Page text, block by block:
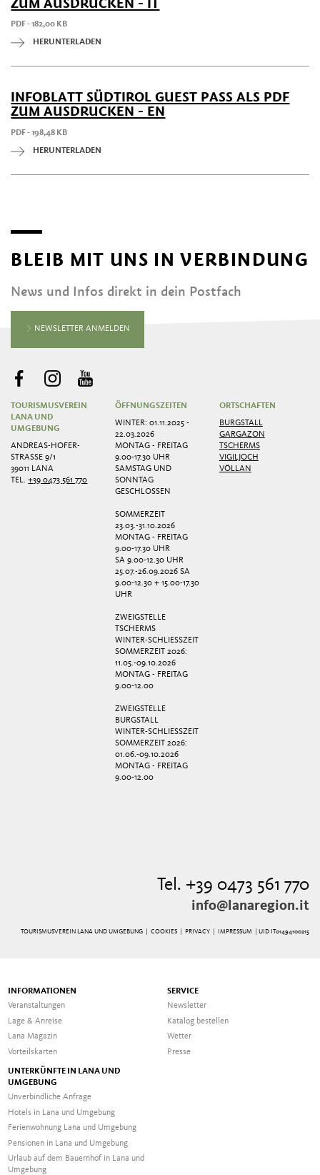
PDF - 182,00 KB
HERUNTERLADEN
INFOBLATT SÜDTIROL GUEST PASS ALS PDF
ZUM AUSDRUCKEN - EN
PDF - 198,48 KB
HERUNTERLADEN
BLEIB MIT UNS IN VERBINDUNG
News und Infos direkt in dein Postfach
NEWSLETTER ANMELDEN
TOURISMUSVEREIN
LANA UND
UMGEBUNG
ANDREAS-HOFER-
STRASSE 9/1
39011 LANA
TEL.+39 0473 561 770
ÖFFNUNGSZEITEN
WINTER: 01.11.2025 -
22.03.2026
MONTAG - FREITAG
9.00-17.30 UHR
SAMSTAG UND
SONNTAG
GESCHLOSSEN
SOMMERZEIT
23.03.-31.10.2026
MONTAG - FREITAG
9.00-17.30 UHR
SA 9.00-12.30 UHR
25.07.-26.09.2026 SA
9.00-12.30 + 15.00-17.30
UHR
ZWEIGSTELLE
TSCHERMS
WINTER-SCHLIESSZEIT
SOMMERZEIT 2026:
11.05.-09.10.2026
MONTAG - FREITAG
9.00-12.00
ZWEIGSTELLE
BURGSTALL
WINTER-SCHLIESSZEIT
SOMMERZEIT 2026:
01.06.-09.10.2026
MONTAG - FREITAG
9.00-12.00
ORTSCHAFTEN
BURGSTALL
GARGAZON
TSCHERMS
VIGILJOCH
VÖLLAN
Tel. +39 0473 561 770
info@lanaregion.it
TOURISMUSVEREIN LANA UND UMGEBUNG | COOKIES| PRIVACY| IMPRESSUM | UID IT01494100215
INFORMATIONEN
Veranstaltungen
Lage & Anreise
Lana Magazin
Vorteilskarten
SERVICE
Newsletter
Katalog bestellen
Wetter
Presse
UNTERKÜNFTE IN LANA UND
UMGEBUNG
Unverbindliche Anfrage
Hotels in Lana und Umgebung
Ferienwohnung Lana und Umgebung
Pensionen in Lana und Umgebung
Urlaub auf dem Bauernhof in Lana und
Umgebung